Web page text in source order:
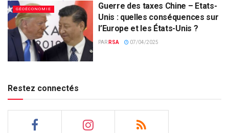
GÉOÉCONOMIE
Guerre des taxes Chine – Etats-
Unis : quelles conséquences sur
l’Europe et les États-Unis ?
PAR RSA 07/04/2025
Restez connectés